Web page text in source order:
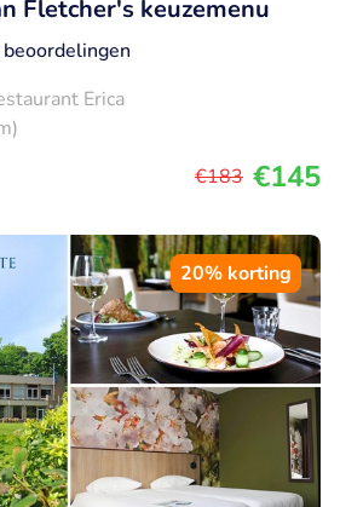
Fletcher's keuzemenu
Erica
€183 €145
20% korting